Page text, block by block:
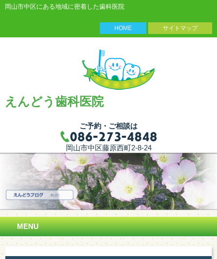
岡山市中区にある地域に密着した歯科医院
HOME サイトマップ
えんどう歯科医院
ご予約・ご相談は
岡山市中区藤原西町2-8-24
MENU